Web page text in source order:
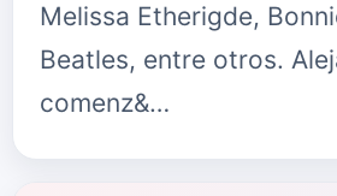
Melissa Etherigde,
Beatles, entre otros.
comenz&…